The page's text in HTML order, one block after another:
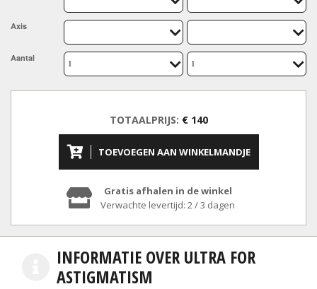
Axis
Aantal
TOTAALPRIJS: € 140
TOEVOEGEN AAN WINKELMANDJE
Gratis afhalen in de winkel
Verwachte levertijd: 2 / 3 dagen
INFORMATIE OVER ULTRA FOR
ASTIGMATISM